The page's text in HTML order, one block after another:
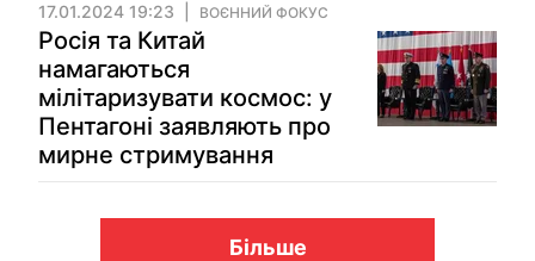
17.01.2024 19:23 ВОЄННИЙ ФОКУС
Росія та Китай
намагаються
мілітаризувати космос: у
Пентагоні заявляють про
мирне стримування
Більше